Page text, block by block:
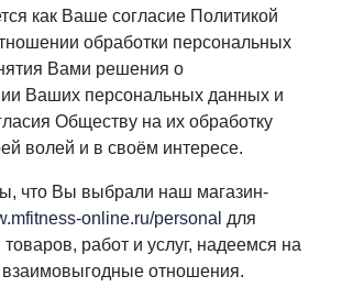
как Ваше согласие Политикой
обработки персональных
Вами решения о
Ваших персональных данных и
Обществу на их обработку
волей и в своём интересе.
что Вы выбрали наш магазин-
online.ru/personal для
работ и услуг, надеемся на
отношения.